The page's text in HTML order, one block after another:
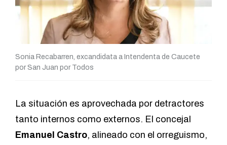
Sonia Recabarren, excandidata a Intendenta de Caucete
por San Juan por Todos
La situación es aprovechada por detractores
tanto internos como externos. El concejal
Emanuel Castro, alineado con el orreguismo,